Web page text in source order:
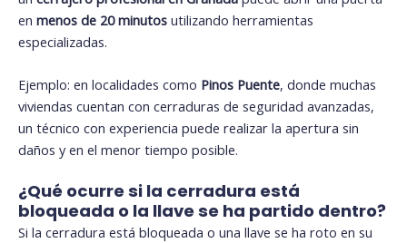
en menos de 20 minutos utilizando herramientas
especializadas.
Ejemplo: en localidades como Pinos Puente, donde muchas
viviendas cuentan con cerraduras de seguridad avanzadas,
un técnico con experiencia puede realizar la apertura sin
daños y en el menor tiempo posible.
¿Qué ocurre si la cerradura está
bloqueada o la llave se ha partido dentro?
Si la cerradura está bloqueada o una llave se ha roto en su